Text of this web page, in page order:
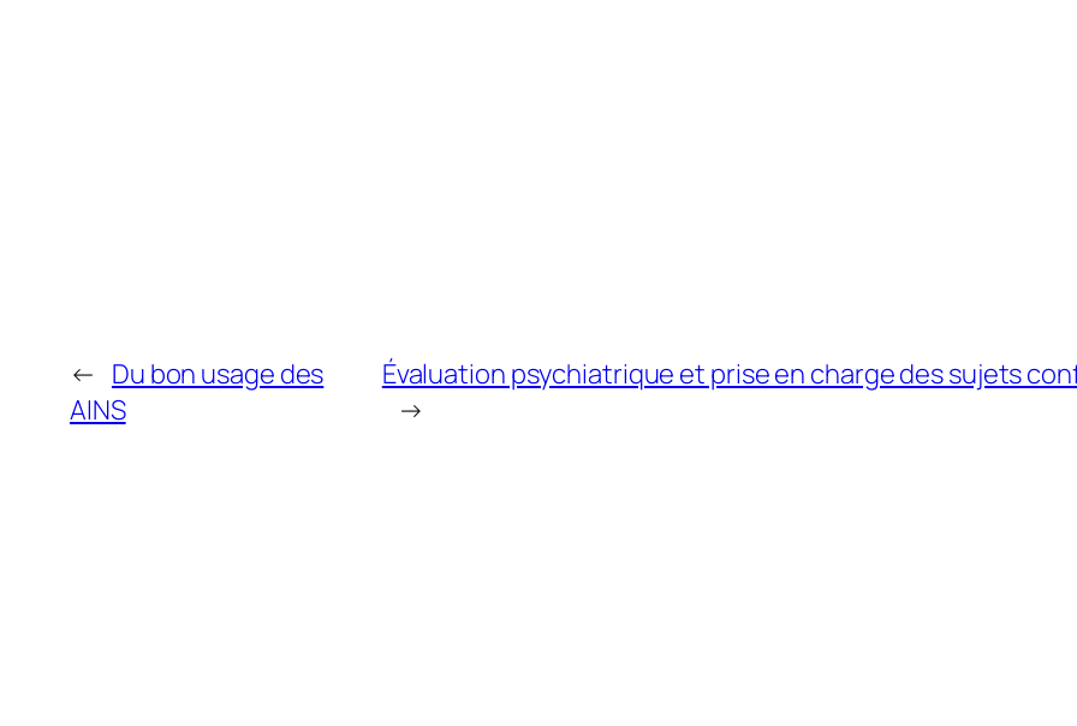
← Du bon usage des
AINS
Évaluation psychiatrique et prise en charge des sujets
→